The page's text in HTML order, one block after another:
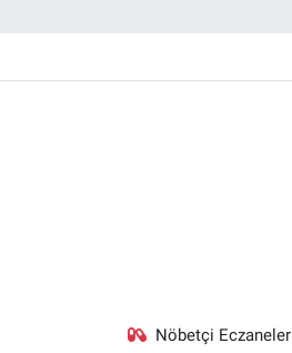
Nöbetçi Eczaneler